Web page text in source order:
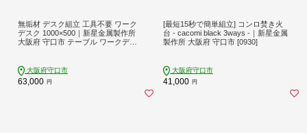
無垢材 デスク組立 工具不要 ワーク
デスク 1000×500｜新星金属製作所
大阪府 守口市 テーブル ワークデス
大阪府守口市
63,000 円
[最短15秒で簡単組立] コンロ焚き火
台 - cacomi black 3ways -｜新星金属
製作所 大阪府 守口市 [0930]
大阪府守口市
41,000 円